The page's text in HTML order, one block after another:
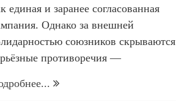
единая и заранее согласованная
Однако за внешней
союзников скрываются
противоречия —